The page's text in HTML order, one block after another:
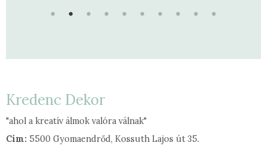
Kredenc Dekor
"ahol a kreatív álmok valóra válnak"
Cím: 5500 Gyomaendrőd, Kossuth Lajos út 35.